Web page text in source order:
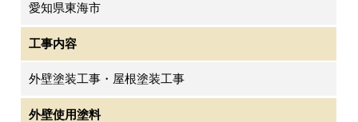
愛知県東海市
工事内容
外壁塗装工事・屋根塗装工事
外壁使用塗料